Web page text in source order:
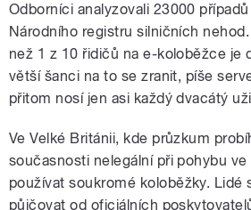
Odborníci analyzovali 23000
Národního registru silničních
než 1 z 10 řidičů na e-koloběžce je
větší šanci na to se zranit, píše
přitom nosí jen asi každý dvacátý
Ve Velké Británii, kde průzkum
současnosti nelegální při pohybu
používat soukromé koloběžky. Lidé
půjčovat od oficiálních